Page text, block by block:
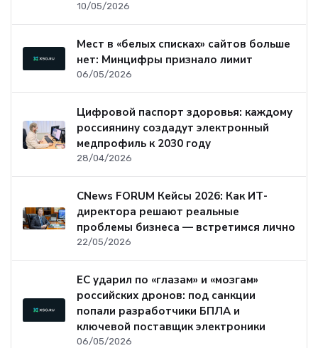
10/05/2026
Мест в «белых списках» сайтов больше
нет: Минцифры признало лимит
06/05/2026
Цифровой паспорт здоровья: каждому
россиянину создадут электронный
медпрофиль к 2030 году
28/04/2026
CNews FORUM Кейсы 2026: Как ИТ-
директора решают реальные
проблемы бизнеса — встретимся лично
22/05/2026
ЕС ударил по «глазам» и «мозгам»
российских дронов: под санкции
попали разработчики БПЛА и
ключевой поставщик электроники
06/05/2026